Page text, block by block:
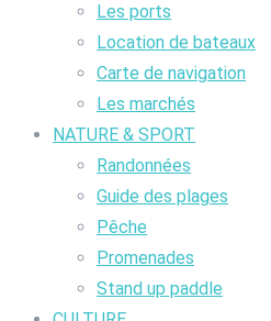
Les ports
Location de bateaux
Carte de navigation
Les marchés
NATURE & SPORT
Randonnées
Guide des plages
Pêche
Promenades
Stand up paddle